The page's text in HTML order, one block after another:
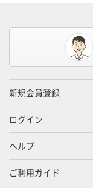
新規会員登録
ログイン
ヘルプ
ご利用ガイド